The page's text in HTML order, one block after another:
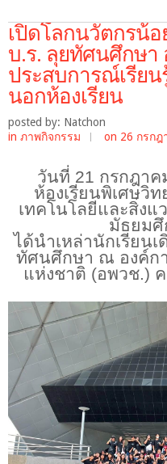
เปิดโลกนวัตกรน้อ
บ.ร. ลุยทัศนศึกษา
ประสบการณ์เรีย
นอกห้องเรียน
posted by: Natchon
in ภาพกิจกรรม on 26 กรกฎ
วันที่ 21 กรกฎาค
ห้องเรียนพิเศษวิ
เทคโนโลยีและสิ่งแ
มัธยม
ได้นำเหล่านักเรียน
ทัศนศึกษา ณ องค์ก
แห่งชาติ (อพวช.)